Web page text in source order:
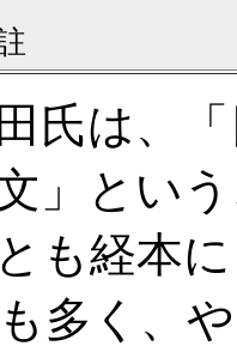
氏は、
」とい
も経本
多く、